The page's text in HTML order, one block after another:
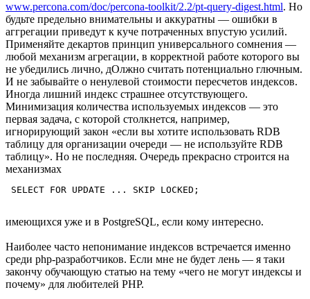
www.percona.com/doc/percona-toolkit/2.2/pt-query-digest.html. Но
будьте предельно внимательны и аккуратны — ошибки в
аггрегации приведут к куче потраченных впустую усилий.
Применяйте декартов принцип универсального сомнения —
любой механизм агрегации, в корректной работе которого вы
не убедились лично, дОлжно считать потенциально глючным.
И не забывайте о ненулевой стоимости пересчетов индексов.
Иногда лишний индекс страшнее отсутствующего.
Минимизация количества используемых индексов — это
первая задача, с которой столкнется, например,
игнорирующий закон «если вы хотите использовать RDB
таблицу для организации очереди — не используйте RDB
таблицу». Но не последняя. Очередь прекрасно строится на
механизмах
SELECT FOR UPDATE ... SKIP LOCKED;
имеющихся уже и в PostgreSQL, если кому интересно.
Наиболее часто непонимание индексов встречается именно
среди php-разработчиков. Если мне не будет лень — я таки
закончу обучающую статью на тему «чего не могут индексы и
почему» для любителей PHP.